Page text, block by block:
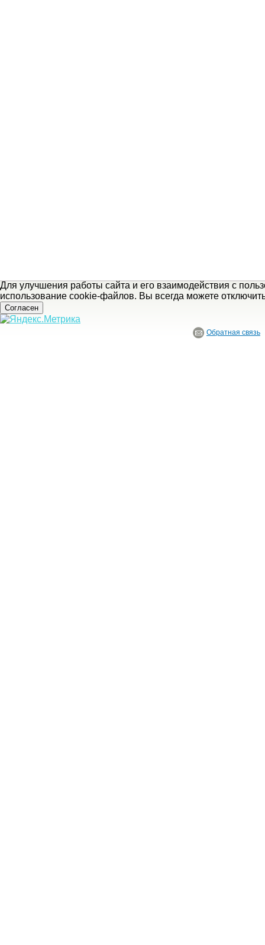
Для улучшения работы сайта и его взаимодействия с
использование cookie-файлов. Вы всегда можете
Согласен
Обратная связь